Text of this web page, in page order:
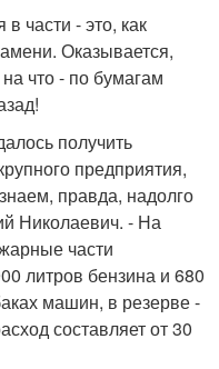
части - это, как
Оказывается,
что - по бумагам
получить
предприятия,
правда, надолго
Николаевич. - На
части
литров бензина и 680
машин, в резерве -
составляет от 30